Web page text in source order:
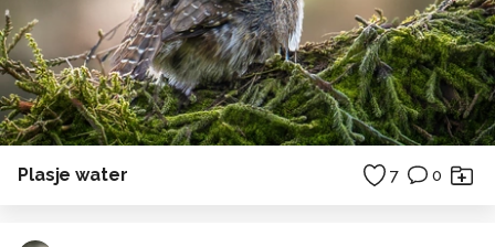
Plasje water 7 0